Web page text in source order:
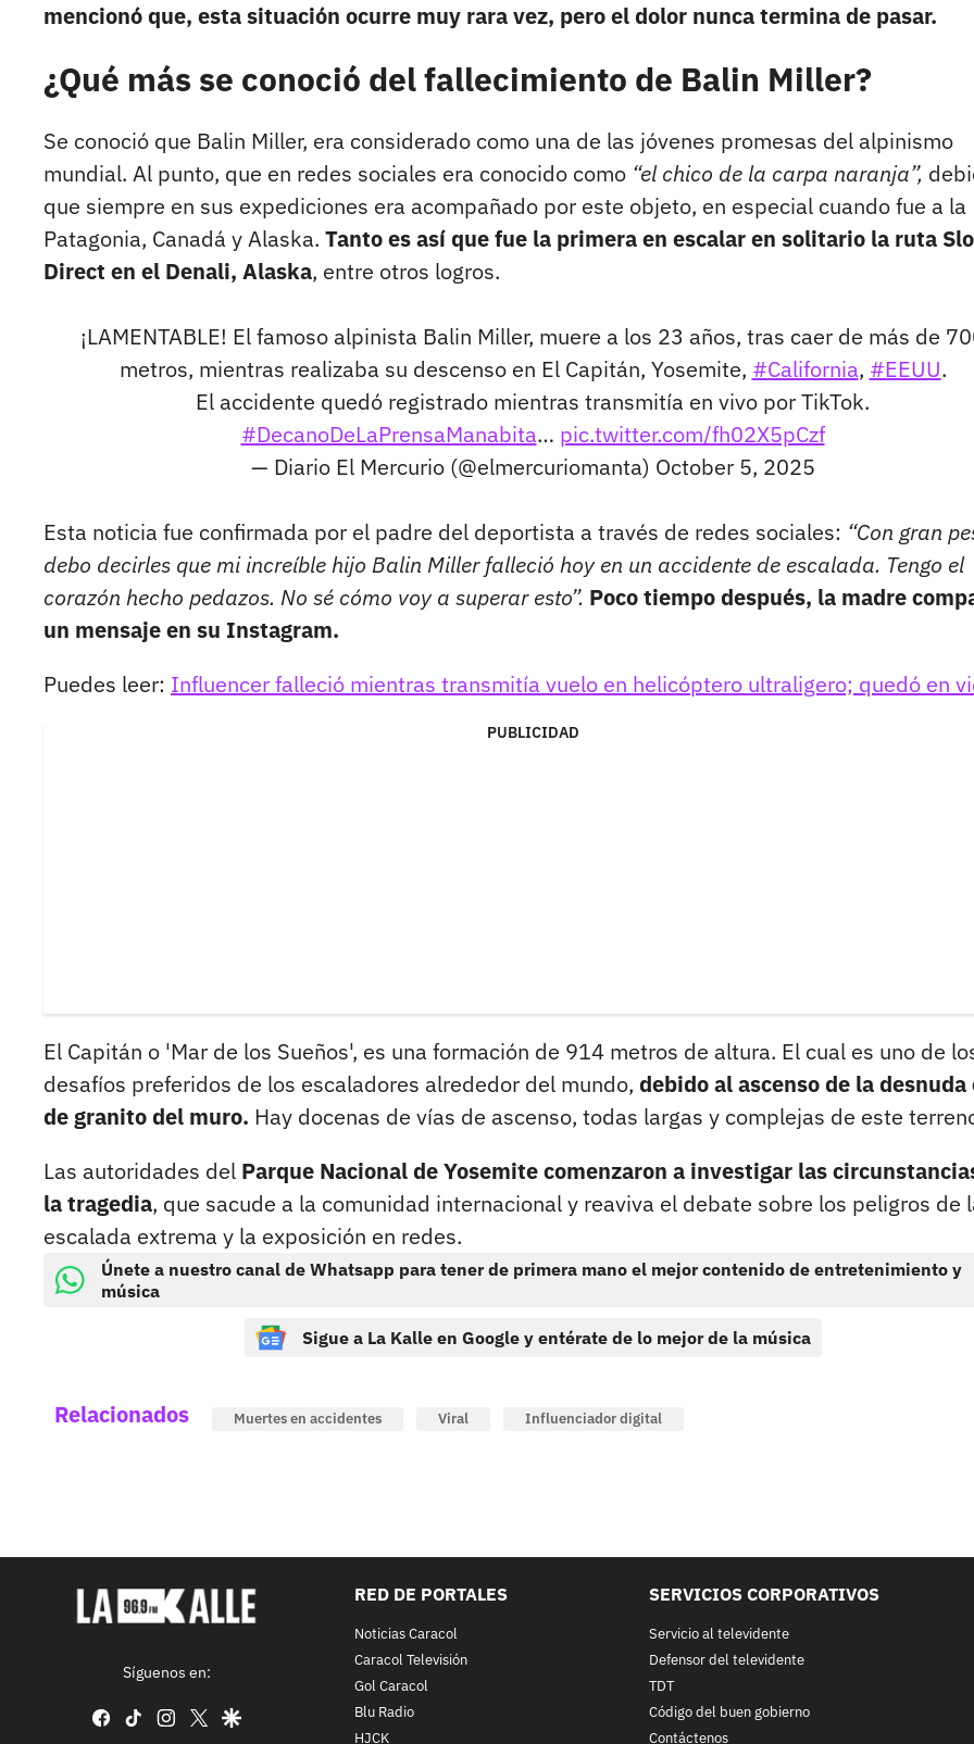
mencionó que, esta situación ocurre muy rara vez, pero el dolor nunca termina de pasar.
¿Qué más se conoció del fallecimiento de Balin Miller?
Se conoció que Balin Miller, era considerado como una de las jóvenes promesas del alpinismo
mundial. Al punto, que en redes sociales era conocido como “el chico de la carpa naranja”,
que siempre en sus expediciones era acompañado por este objeto, en especial cuando fue a la
Patagonia, Canadá y Alaska. Tanto es así que fue la primera en escalar en solitario la ruta
Direct en el Denali, Alaska, entre otros logros.
¡LAMENTABLE! El famoso alpinista Balin Miller, muere a los 23 años, tras caer de más de
metros, mientras realizaba su descenso en El Capitán, Yosemite, #California, #EEUU.
El accidente quedó registrado mientras transmitía en vivo por TikTok.
#DecanoDeLaPrensaManabita… pic.twitter.com/fh02X5pCzf
— Diario El Mercurio (@elmercuriomanta) October 5, 2025
Esta noticia fue confirmada por el padre del deportista a través de redes sociales: “Con gran
debo decirles que mi increíble hijo Balin Miller falleció hoy en un accidente de escalada. Tengo el
corazón hecho pedazos. No sé cómo voy a superar esto”. Poco tiempo después, la madre
un mensaje en su Instagram.
Puedes leer: Influencer falleció mientras transmitía vuelo en helicóptero ultraligero; quedó en
PUBLICIDAD
El Capitán o 'Mar de los Sueños', es una formación de 914 metros de altura. El cual es uno de
desafíos preferidos de los escaladores alrededor del mundo, debido al ascenso de la desnuda
de granito del muro. Hay docenas de vías de ascenso, todas largas y complejas de este
Las autoridades del Parque Nacional de Yosemite comenzaron a investigar las
la tragedia, que sacude a la comunidad internacional y reaviva el debate sobre los peligros de
escalada extrema y la exposición en redes.
Únete a nuestro canal de Whatsapp para tener de primera mano el mejor contenido de entretenimiento y
música
Sigue a La Kalle en Google y entérate de lo mejor de la música
Relacionados Muertes en accidentes Viral Influenciador digital
Síguenos en:
facebook
tiktok instagram
twittergoogle
RED DE PORTALES
Noticias Caracol
Caracol Televisión
Gol Caracol
Blu Radio
HJCK
SERVICIOS CORPORATIVOS
Servicio al televidente
Defensor del televidente
TDT
Código del buen gobierno
Contáctenos